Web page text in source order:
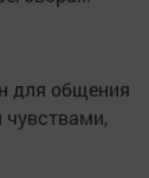
для общения
чувствами,